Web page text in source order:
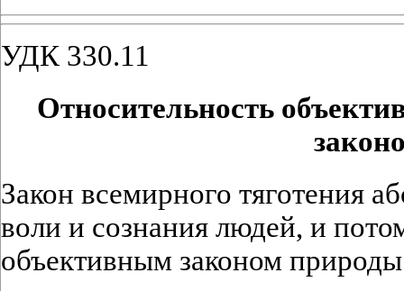
УДК 330.11
Относительность
Закон всемирного тяготения
воли и сознания людей, и
объективным законом